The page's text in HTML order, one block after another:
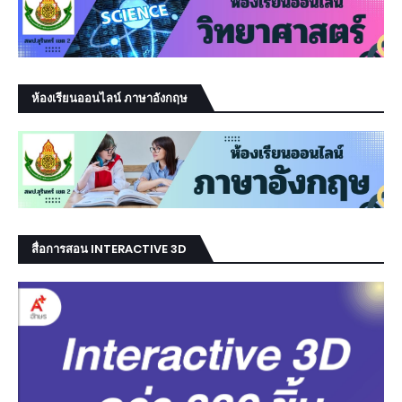
ห้องเรียนออนไลน์ ภาษาอังกฤษ
สื่อการสอน INTERACTIVE 3D